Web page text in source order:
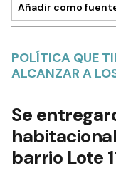
Añadir como
POLÍTICA QUE
ALCANZAR A
Se
barrio Lote